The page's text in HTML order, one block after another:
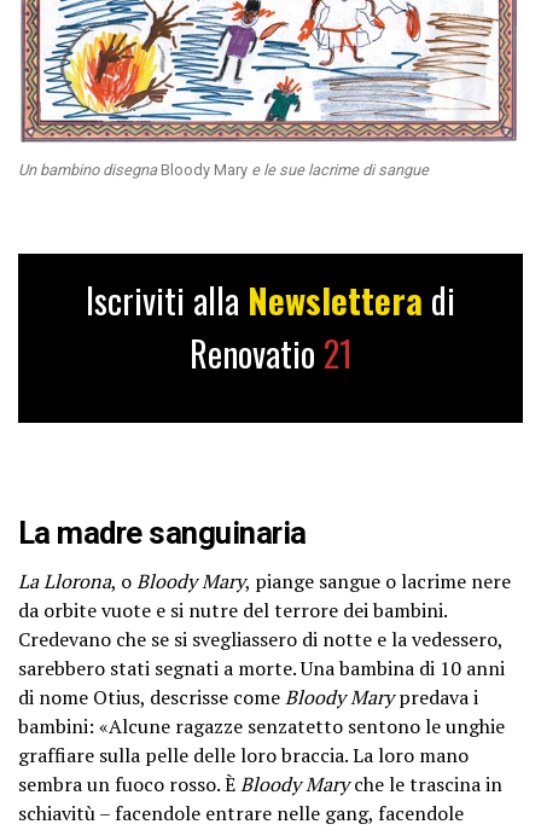
Un bambino disegnaBloody Mary e le sue lacrime di sangue
Iscriviti alla Newslettera di
Renovatio 21
La madre sanguinaria
La Llorona, oBloody Mary, piange sangue o lacrime nere
da orbite vuote e si nutre del terrore dei bambini.
Credevano che se si svegliassero di notte e la vedessero,
sarebbero stati segnati a morte. Una bambina di 10 anni
di nome Otius, descrisse comeBloody Marypredava i
bambini: «Alcune ragazze senzatetto sentono le unghie
graffiare sulla pelle delle loro braccia. La loro mano
sembra un fuoco rosso. ÈBloody Maryche le trascina in
schiavitù – facendole entrare nelle gang, facendole